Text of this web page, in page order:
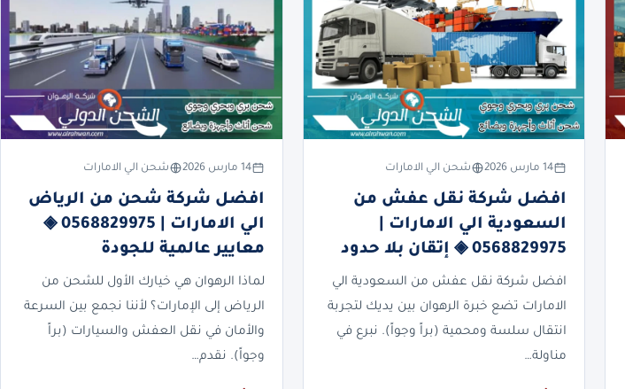
14 مارس 2026 شحن الي الامارات
افضل شركة نقل عفش من
السعودية الي الامارات |
0568829975 ◈ إتقان بلا حدود
افضل شركة نقل عفش من السعودية الي
الامارات تضع خبرة الرهوان بين يديك لتجربة
انتقال سلسة ومحمية (براً وجواً). نبرع في
مناولة…
14 مارس 2026 شحن الي الامارات
افضل شركة شحن من الرياض
الي الامارات | 0568829975 ◈
معايير عالمية للجودة
لماذا الرهوان هي خيارك الأول للشحن من
الرياض إلى الإمارات؟ لأننا نجمع بين السرعة
والأمان في نقل العفش والسيارات (براً
وجواً). نقدم…